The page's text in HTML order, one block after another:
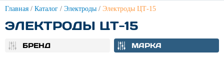
Главная / Каталог / Электроды / Электроды ЦТ-15
ЭЛЕКТРОДЫ ЦТ-15
БРЕНД МАРКА